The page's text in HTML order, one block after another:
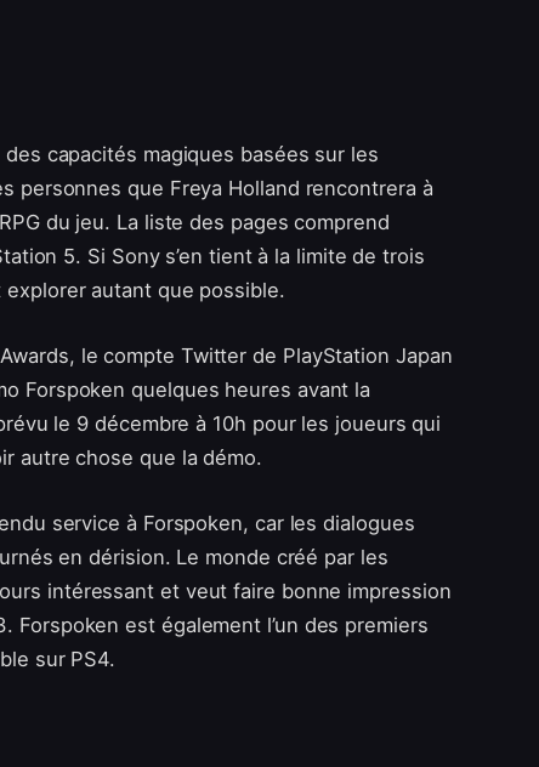
capacités magiques basées sur les
personnes que Freya Holland rencontrera à
du jeu. La liste des pages comprend
5. Si Sony s’en tient à la limite de trois
autant que possible.
le compte Twitter de PlayStation Japan
Forspoken quelques heures avant la
le 9 décembre à 10h pour les joueurs qui
autre chose que la démo.
service à Forspoken, car les dialogues
en dérision. Le monde créé par les
intéressant et veut faire bonne impression
est également l’un des premiers
sur PS4.